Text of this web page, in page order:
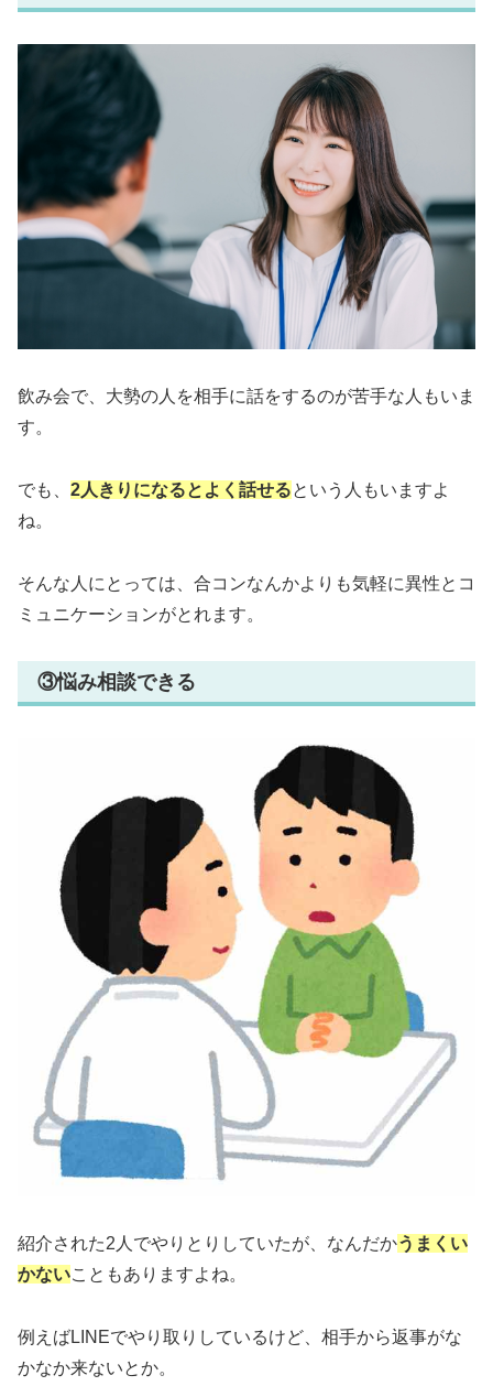
飲み会で、大勢の人を相手に話をするのが苦手な人もいま
す。
でも、 2人きりになるとよく話せるという人もいますよ
ね。
そんな人にとっては、合コンなんかよりも気軽に異性とコ
ミュニケーションがとれます。
③悩み相談できる
紹介された2人でやりとりしていたが、なんだかうまくい
かないこともありますよね。
例えばLINEでやり取りしているけど、相手から返事がな
かなか来ないとか。